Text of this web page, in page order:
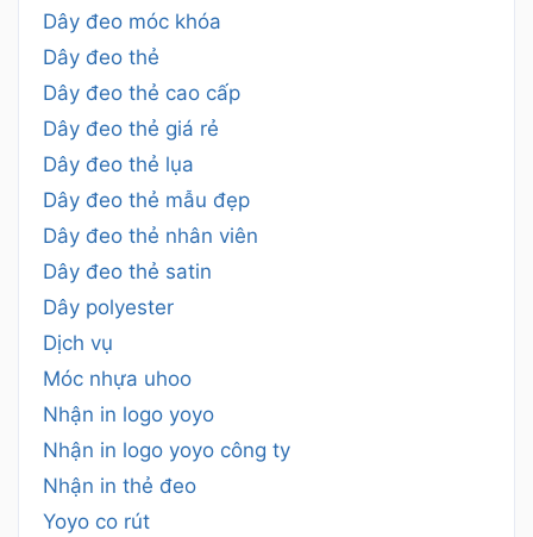
Dây đeo móc khóa
Dây đeo thẻ
Dây đeo thẻ cao cấp
Dây đeo thẻ giá rẻ
Dây đeo thẻ lụa
Dây đeo thẻ mẫu đẹp
Dây đeo thẻ nhân viên
Dây đeo thẻ satin
Dây polyester
Dịch vụ
Móc nhựa uhoo
Nhận in logo yoyo
Nhận in logo yoyo công ty
Nhận in thẻ đeo
Yoyo co rút